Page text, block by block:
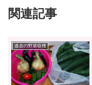
関連記事
過去の野菜収穫